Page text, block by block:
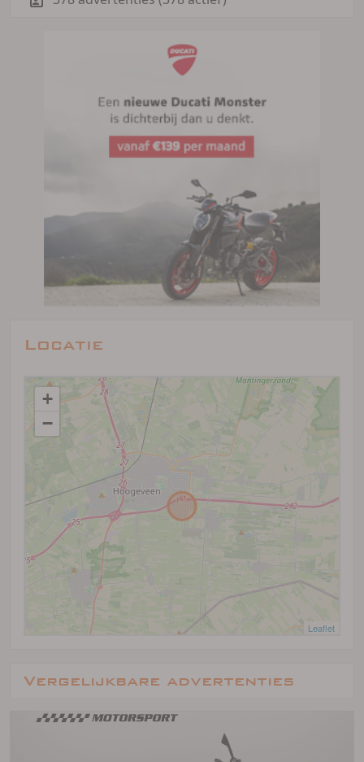
Locatie
+
−
Leaflet
Vergelijkbare advertenties